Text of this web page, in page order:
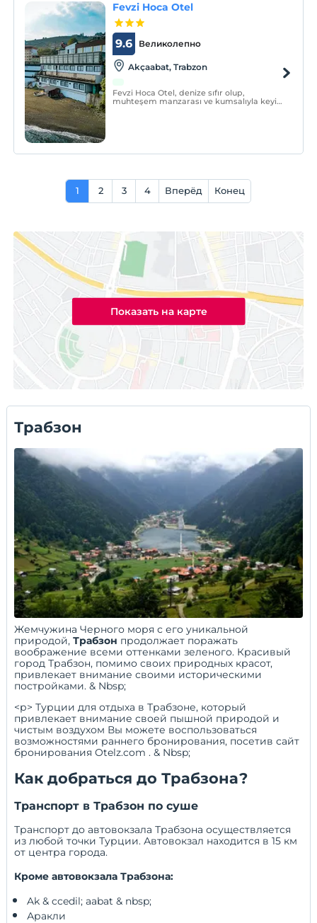
Fevzi Hoca Otel
Великолепно
9.6
Akçaabat, Trabzon
Fevzi Hoca Otel, denize sıfır olup,
muhteşem manzarası ve kumsalıyla keyif
1 2 3 4 Вперёд Конец
Показать на карте
Трабзон
Жемчужина Черного моря с его уникальной
природой,Трабзон продолжает поражать
воображение всеми оттенками зеленого. Красивый
город Трабзон, помимо своих природных красот,
привлекает внимание своими историческими
постройками. & Nbsp;
<р> Турции для отдыха в Трабзоне, который
привлекает внимание своей пышной природой и
чистым воздухом Вы можете воспользоваться
возможностями раннего бронирования, посетив сайт
бронирования Otelz.com . & Nbsp;
Как добраться до Трабзона?
Транспорт в Трабзон по суше
Транспорт до автовокзала Трабзона осуществляется
из любой точки Турции. Автовокзал находится в 15 км
от центра города.
Кроме автовокзала Трабзона:
Ak & ccedil; aabat & nbsp;
Аракли